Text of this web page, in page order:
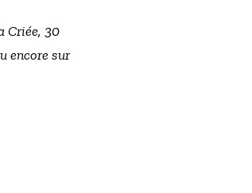
Criée, 30
encore sur